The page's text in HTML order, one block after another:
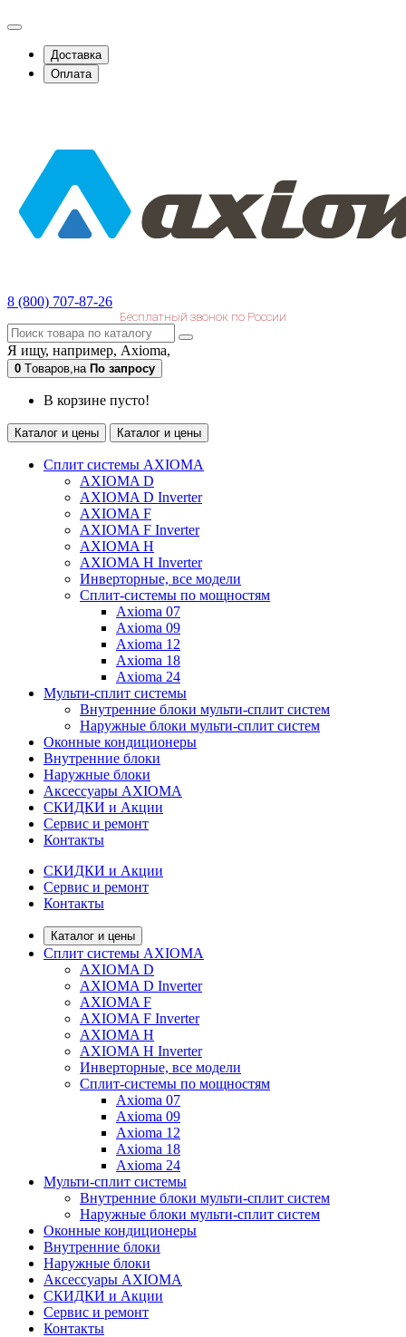
Доставка
Оплата
8 (800) 707-87-26
Бесплатный звонок по России
Я ищу, например, Axioma,
0 Tоваров,на По запросу
В корзине пусто!
Каталог и цены Каталог и цены
Сплит системы AXIOMA
AXIOMA D
AXIOMA D Inverter
AXIOMA F
AXIOMA F Inverter
AXIOMA H
AXIOMA H Inverter
Инверторные, все модели
Сплит-системы по мощностям
Axioma 07
Axioma 09
Axioma 12
Axioma 18
Axioma 24
Мульти-сплит системы
Внутренние блоки мульти-сплит систем
Наружные блоки мульти-сплит систем
Оконные кондиционеры
Внутренние блоки
Наружные блоки
Аксессуары AXIOMA
СКИДКИ и Акции
Сервис и ремонт
Контакты
СКИДКИ и Акции
Сервис и ремонт
Контакты
Каталог и цены
Сплит системы AXIOMA
AXIOMA D
AXIOMA D Inverter
AXIOMA F
AXIOMA F Inverter
AXIOMA H
AXIOMA H Inverter
Инверторные, все модели
Сплит-системы по мощностям
Axioma 07
Axioma 09
Axioma 12
Axioma 18
Axioma 24
Мульти-сплит системы
Внутренние блоки мульти-сплит систем
Наружные блоки мульти-сплит систем
Оконные кондиционеры
Внутренние блоки
Наружные блоки
Аксессуары AXIOMA
СКИДКИ и Акции
Сервис и ремонт
Контакты